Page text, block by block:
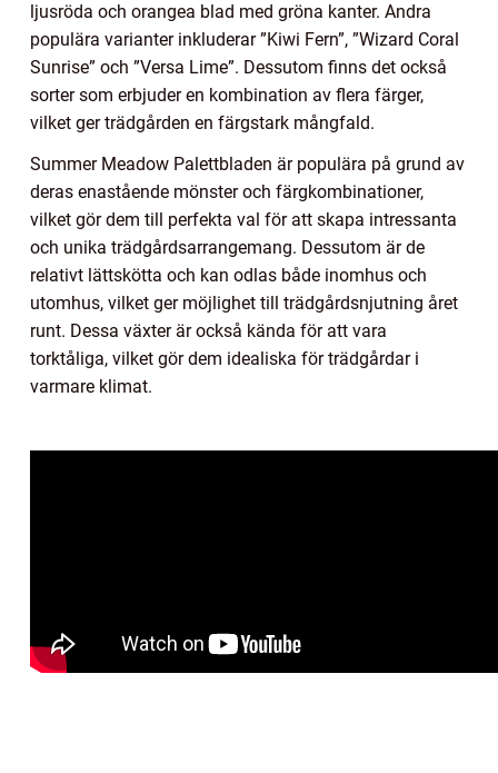
ljusröda och orangea blad med gröna kanter. Andra
populära varianter inkluderar ”Kiwi Fern”, ”Wizard Coral
Sunrise” och ”Versa Lime”. Dessutom finns det också
sorter som erbjuder en kombination av flera färger,
vilket ger trädgården en färgstark mångfald.
Summer Meadow Palettbladen är populära på grund av
deras enastående mönster och färgkombinationer,
vilket gör dem till perfekta val för att skapa intressanta
och unika trädgårdsarrangemang. Dessutom är de
relativt lättskötta och kan odlas både inomhus och
utomhus, vilket ger möjlighet till trädgårdsnjutning året
runt. Dessa växter är också kända för att vara
torktåliga, vilket gör dem idealiska för trädgårdar i
varmare klimat.